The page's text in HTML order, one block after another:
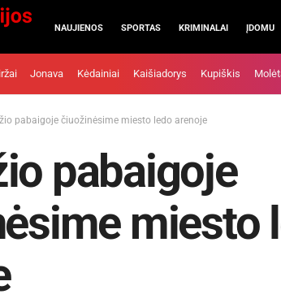
NAUJIENOS SPORTAS KRIMINALAI ĮDOMU
Jonava Kėdainiai Kaišiadorys Kupiškis
pabaigoje čiuožinėsime miesto ledo arenoje
pabaigoje
miesto